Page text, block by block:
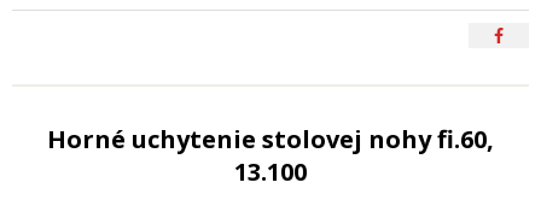
Horné uchytenie stolovej nohy fi.60,
13.100